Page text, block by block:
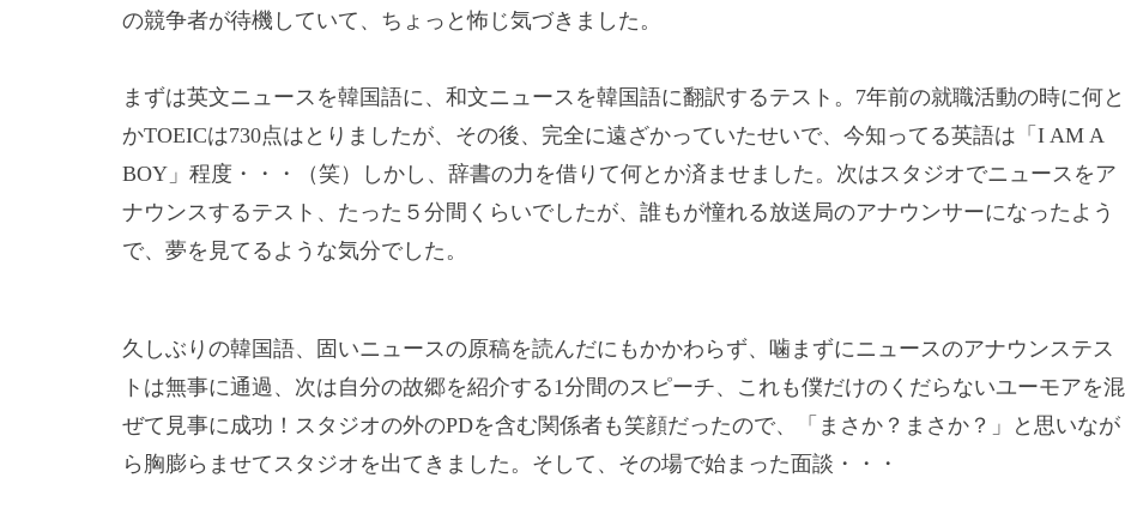
の競争者が待機していて、ちょっと怖じ気づきました。
まずは英文ニュースを韓国語に、和文ニュースを韓国語に翻訳するテスト。 7年前の就職活動の時に何と
かTOEICは730点はとりましたが、その後、完全に遠ざかっていたせいで、今知ってる英語は「 I AM A
BOY 」程度・・・（笑）しかし、辞書の力を借りて何とか済ませました。次はスタジオでニュースをア
ナウンスするテスト、たった５分間くらいでしたが、誰もが憧れる放送局のアナウンサーになったよう
で、夢を見てるような気分でした。
久しぶりの韓国語、固いニュースの原稿を読んだにもかかわらず、噛まずにニュースのアナウンステス
トは無事に通過、次は自分の故郷を紹介する1分間のスピーチ、これも僕だけのくだらないユーモアを混
ぜて見事に成功！スタジオの外のPDを含む関係者も笑顔だったので、「まさか？まさか？」と思いなが
ら胸膨らませてスタジオを出てきました。そして、その場で始まった面談・・・